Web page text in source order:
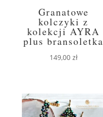
Granatowe
kolczyki z
kolekcji AYRA
plus bransoletka
149,00 zł